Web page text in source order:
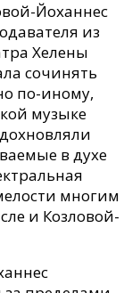
Йоханнес
из
Хелены
сочинять
по-иному,
музыке
в духе
многим
и Козловой-